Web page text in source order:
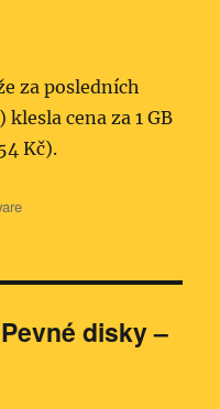
za posledních
cena za 1 GB
Kč).
disky –